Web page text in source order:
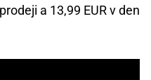
a 13,99 EUR v den